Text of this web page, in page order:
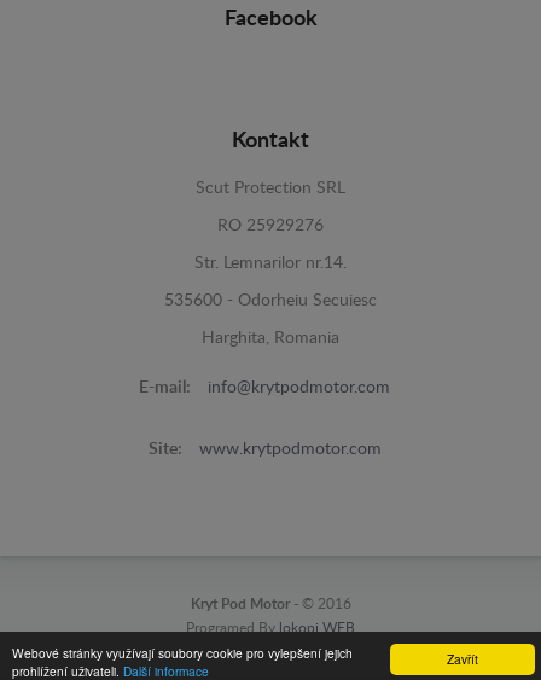
Zavřít
Webové stránky využívají soubory cookie pro vylepšení jejich
prohlížení uživateli. Další informace
Facebook
Kontakt
Scut Protection SRL
RO 25929276
Str. Lemnarilor nr.14.
535600 - Odorheiu Secuiesc
Harghita, Romania
E-mail: info@krytpodmotor.com
Site: www.krytpodmotor.com
Kryt Pod Motor - © 2016
Programed By lokopi WEB